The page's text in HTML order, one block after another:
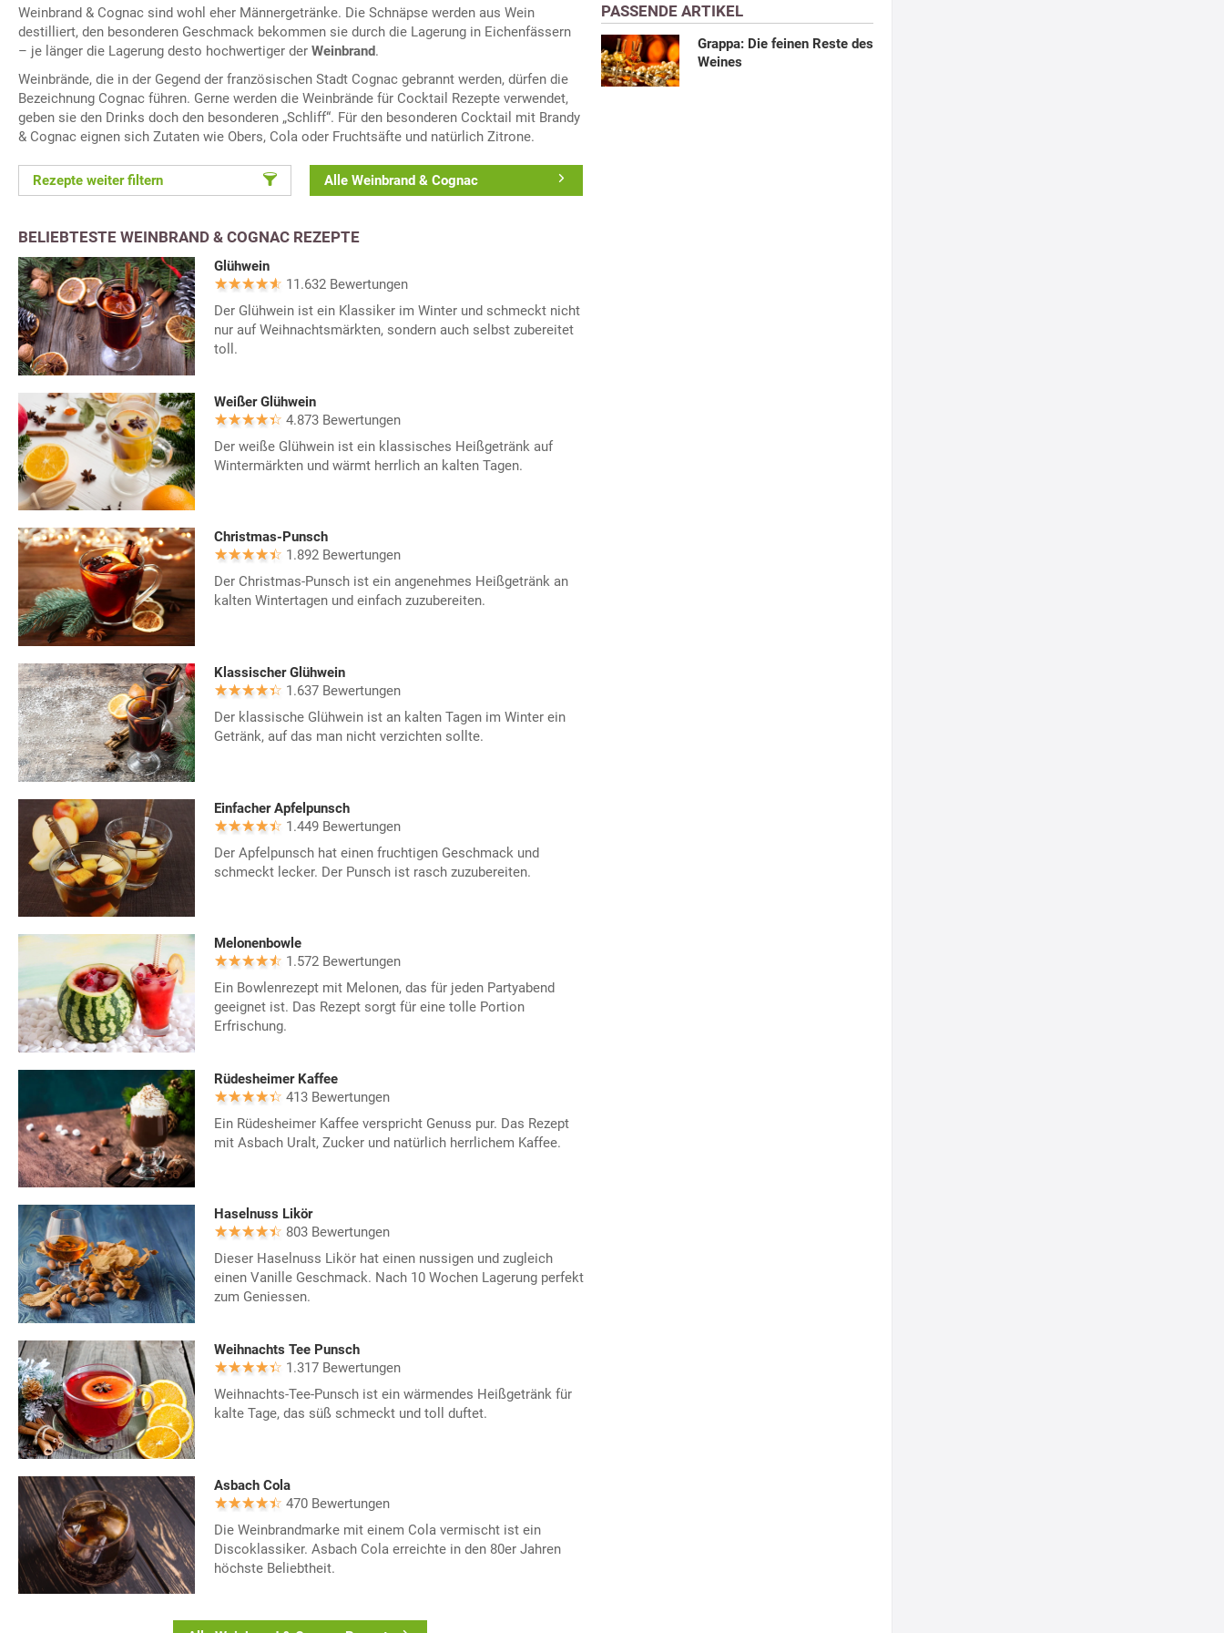
Weinbrand & Cognac sind wohl eher Männergetränke. Die Schnäpse werden aus Wein
destilliert, den besonderen Geschmack bekommen sie durch die Lagerung in Eichenfässern
– je länger die Lagerung desto hochwertiger der Weinbrand.
Weinbrände, die in der Gegend der französischen Stadt Cognac gebrannt werden, dürfen die
Bezeichnung Cognac führen. Gerne werden die Weinbrände für Cocktail Rezepte verwendet,
geben sie den Drinks doch den besonderen „Schliff“. Für den besonderen Cocktail mit Brandy
& Cognac eignen sich Zutaten wie Obers, Cola oder Fruchtsäfte und natürlich Zitrone.
Rezepte weiter filtern Alle Weinbrand & Cognac
BELIEBTESTE WEINBRAND & COGNAC REZEPTE
Glühwein
11.632 Bewertungen
Der Glühwein ist ein Klassiker im Winter und schmeckt nicht
nur auf Weihnachtsmärkten, sondern auch selbst zubereitet
toll.
Weißer Glühwein
4.873 Bewertungen
Der weiße Glühwein ist ein klassisches Heißgetränk auf
Wintermärkten und wärmt herrlich an kalten Tagen.
Christmas-Punsch
1.892 Bewertungen
Der Christmas-Punsch ist ein angenehmes Heißgetränk an
kalten Wintertagen und einfach zuzubereiten.
Klassischer Glühwein
1.637 Bewertungen
Der klassische Glühwein ist an kalten Tagen im Winter ein
Getränk, auf das man nicht verzichten sollte.
Einfacher Apfelpunsch
1.449 Bewertungen
Der Apfelpunsch hat einen fruchtigen Geschmack und
schmeckt lecker. Der Punsch ist rasch zuzubereiten.
Melonenbowle
1.572 Bewertungen
Ein Bowlenrezept mit Melonen, das für jeden Partyabend
geeignet ist. Das Rezept sorgt für eine tolle Portion
Erfrischung.
Rüdesheimer Kaffee
413 Bewertungen
Ein Rüdesheimer Kaffee verspricht Genuss pur. Das Rezept
mit Asbach Uralt, Zucker und natürlich herrlichem Kaffee.
Haselnuss Likör
803 Bewertungen
Dieser Haselnuss Likör hat einen nussigen und zugleich
einen Vanille Geschmack. Nach 10 Wochen Lagerung perfekt
zum Geniessen.
Weihnachts Tee Punsch
1.317 Bewertungen
Weihnachts-Tee-Punsch ist ein wärmendes Heißgetränk für
kalte Tage, das süß schmeckt und toll duftet.
Asbach Cola
470 Bewertungen
Die Weinbrandmarke mit einem Cola vermischt ist ein
Discoklassiker. Asbach Cola erreichte in den 80er Jahren
höchste Beliebtheit.
PASSENDE ARTIKEL
Grappa: Die feinen Reste des
Weines